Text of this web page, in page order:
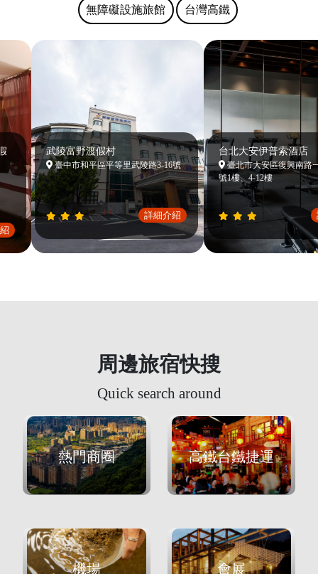
無障礙設施旅館 台灣高鐵
武陵富野渡假村
臺中市和平區平等里武陵路3-16號
詳細介紹
台北大安伊普索酒店
臺北市大安區復興南路一
號1樓、4-12樓
周邊旅宿快搜
Quick search around
熱門商圈 高鐵台鐵捷運
機場 會展